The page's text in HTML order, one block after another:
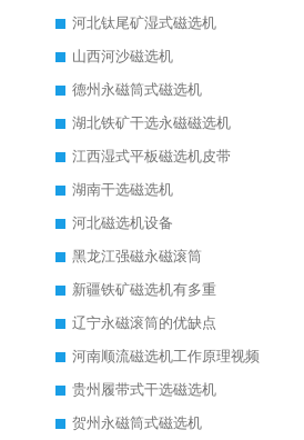
河北钛尾矿湿式磁选机
山西河沙磁选机
德州永磁筒式磁选机
湖北铁矿干选永磁磁选机
江西湿式平板磁选机皮带
湖南干选磁选机
河北磁选机设备
黑龙江强磁永磁滚筒
新疆铁矿磁选机有多重
辽宁永磁滚筒的优缺点
河南顺流磁选机工作原理视频
贵州履带式干选磁选机
贺州永磁筒式磁选机